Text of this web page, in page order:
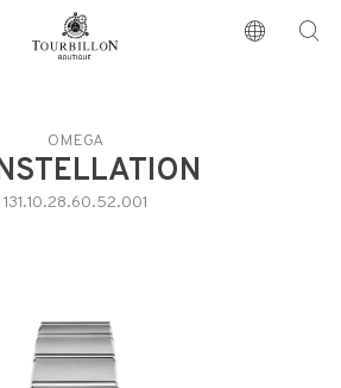
www.tourbillon.com/it
OMEGA
131.10.28.60.52.001